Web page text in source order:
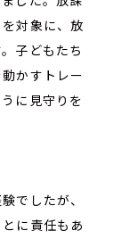
対象に、放
子どもたち
かすトレー
に見守りを
でしたが、
に責任もあ